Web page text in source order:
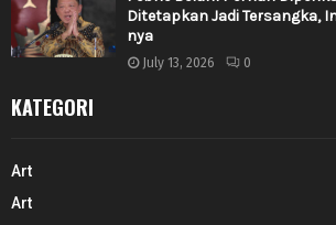
Ditetapkan Jadi Tersangka,
nya
July 13, 2026 0
KATEGORI
Art
Art